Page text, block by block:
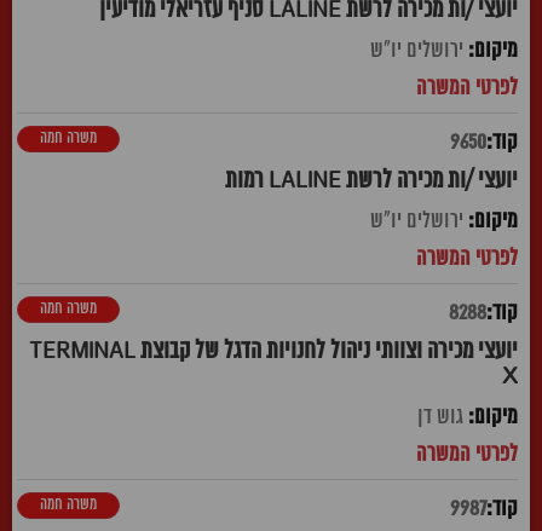
יועצי /ות מכירה לרשת LALINE סניף עזריאלי מודיעין
ירושלים יו"ש
9650
יועצי /ות מכירה לרשת LALINE רמות
משרה חמה
ירושלים יו"ש
8288
יועצי מכירה וצוותי ניהול לחנויות הדגל של קבוצת TERMINAL
X
משרה חמה
גוש דן
9987 משרה חמה